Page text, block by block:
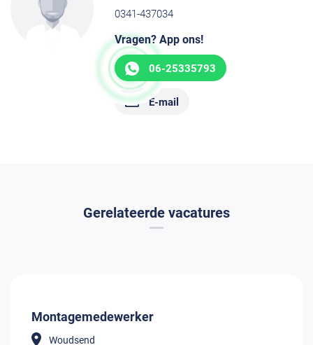
0341-437034
Vragen? App ons!
06-25335793
E-mail
Gerelateerde vacatures
Montagemedewerker
Woudsend